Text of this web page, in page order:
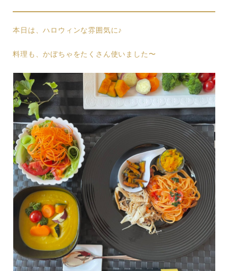
本日は、ハロウィンな雰囲気に♪
料理も、かぼちゃをたくさん使いました〜